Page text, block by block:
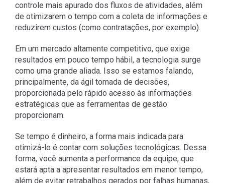
controle mais apurado dos fluxos de atividades, além
de otimizarem o tempo com a coleta de informações e
reduzirem custos (como contratações, por exemplo).
Em um mercado altamente competitivo, que exige
resultados em pouco tempo hábil, a tecnologia surge
como uma grande aliada. Isso se estamos falando,
principalmente, da ágil tomada de decisões,
proporcionada pelo rápido acesso às informações
estratégicas que as ferramentas de gestão
proporcionam.
Se tempo é dinheiro, a forma mais indicada para
otimizá-lo é contar com soluções tecnológicas. Dessa
forma, você aumenta a performance da equipe, que
estará apta a apresentar resultados em menor tempo,
além de evitar retrabalhos gerados por falhas humanas,